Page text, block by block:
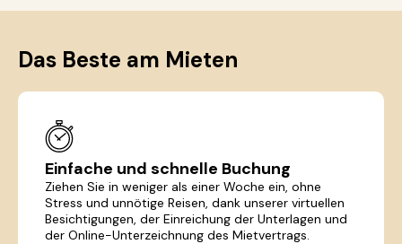
Das Beste am Mieten
Einfache und schnelle Buchung
Ziehen Sie in weniger als einer Woche ein, ohne
Stress und unnötige Reisen, dank unserer virtuellen
Besichtigungen, der Einreichung der Unterlagen und
der Online-Unterzeichnung des Mietvertrags.